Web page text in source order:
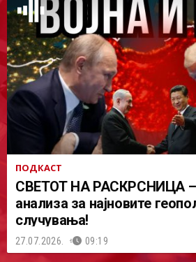
ПОДКАСТ
СВЕТОТ НА РАСКРСНИЦА –
анализа за најновите
случувања!
27.07.2026. 09:19